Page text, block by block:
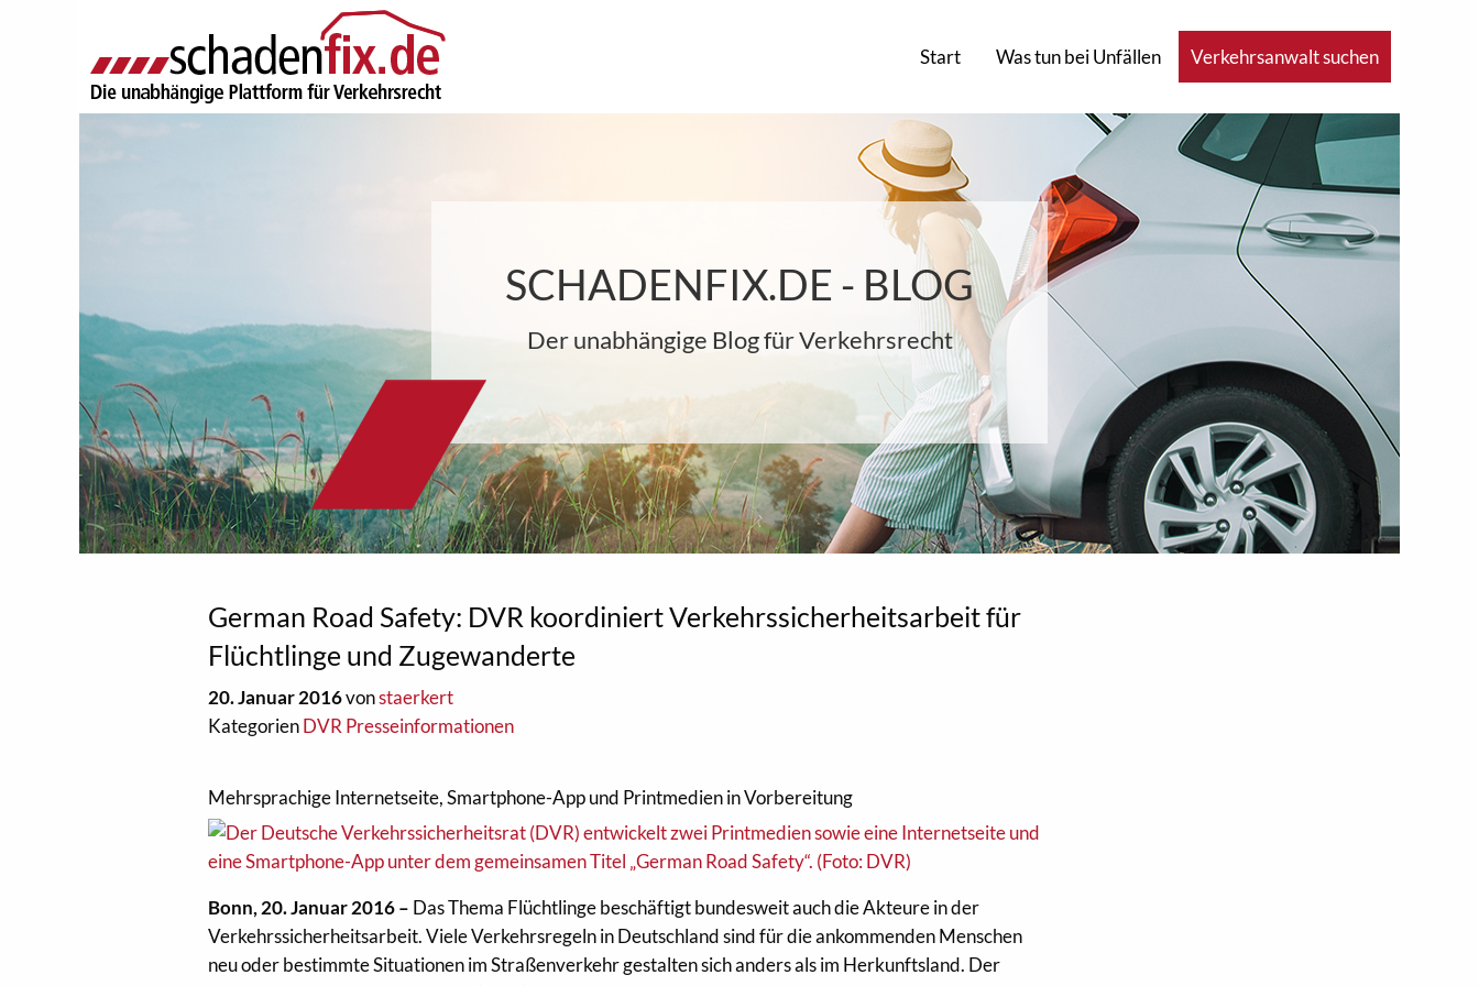
Start Was tun bei Unfällen Verkehrsanwalt suchen
SCHADENFIX.DE - BLOG
Der unabhängige Blog für Verkehrsrecht
German Road Safety: DVR koordiniert Verkehrssicherheitsarbeit für
Flüchtlinge und Zugewanderte
20. Januar 2016vonstaerkert
KategorienDVR Presseinformationen
Mehrsprachige Internetseite, Smartphone-App und Printmedien in Vorbereitung
Bonn, 20. Januar 2016 – Das Thema Flüchtlinge beschäftigt bundesweit auch die Akteure in der
Verkehrssicherheitsarbeit. Viele Verkehrsregeln in Deutschland sind für die ankommenden Menschen
neu oder bestimmte Situationen im Straßenverkehr gestalten sich anders als im Herkunftsland. Der